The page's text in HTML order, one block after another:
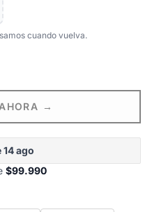
cuando vuelva.
→
14 ago
$99.990